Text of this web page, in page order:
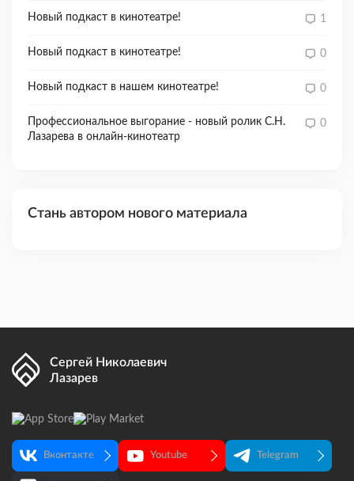
Новый подкаст в кинотеатре! 1
Новый подкаст в кинотеатре! 0
Новый подкаст в нашем кинотеатре! 0
Профессиональное выгорание - новый ролик С.Н.
Лазарева в онлайн-кинотеатр
0
Стань автором нового материала
Сергей Николаевич
Лазарев
Вконтакте Youtube Telegram